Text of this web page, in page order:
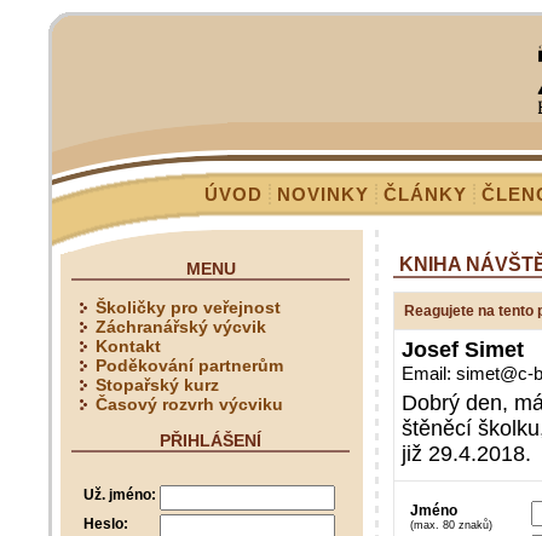
ÚVOD NOVINKY ČLÁNKY
KNIHA
Reagujete na tento
Josef Simet
Email: simet@c-
Dobrý den,
štěněcí
již 29.4.2018.
Jméno
(max. 80 znaků)
MENU
Školičky pro veřejnost
Záchranářský výcvik
Kontakt
Poděkování partnerům
Stopařský kurz
Časový rozvrh výcviku
PŘIHLÁŠENÍ
Už. jméno:
Heslo: